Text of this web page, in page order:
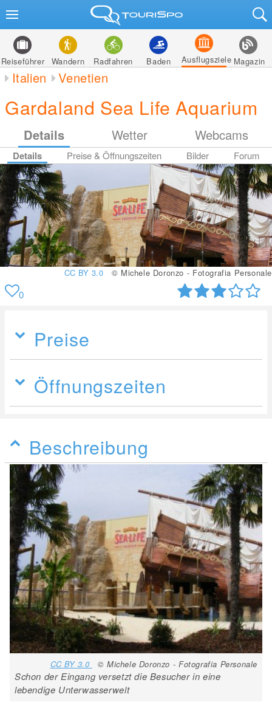
Reiseführer Wandern Radfahren Baden Ausflugsziele Magazin
Italien Venetien
Gardaland Sea Life Aquarium
Details Wetter Webcams
Details Preise & Öffnungszeiten Bilder Forum
CC BY 3.0 © Michele Doronzo - Fotografia Personale
0
Preise
Öffnungszeiten
Beschreibung
CC BY 3.0 © Michele Doronzo - Fotografia Personale
Schon der Eingang versetzt die Besucher in eine
lebendige Unterwasserwelt